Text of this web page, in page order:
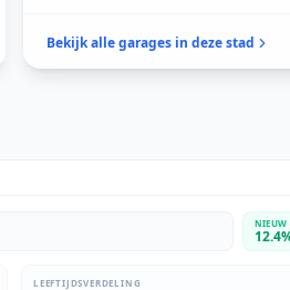
Bekijk alle garages in deze stad
NIEUW
12.4
LEEFTIJDSVERDELING